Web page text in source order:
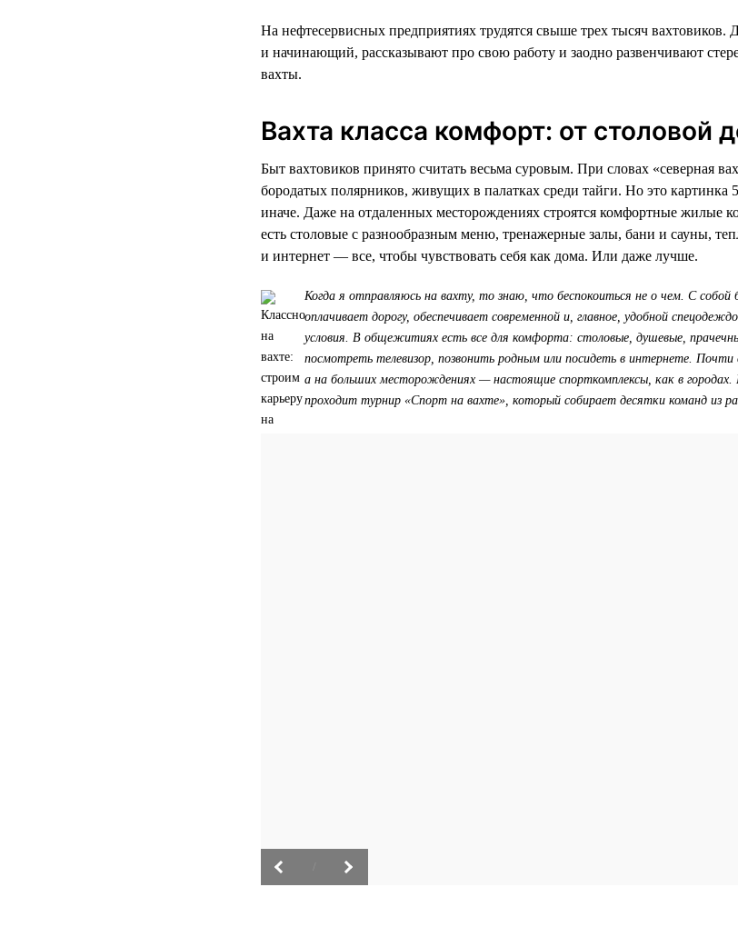
На нефтесервисных предприятиях трудятся свыше трех тысяч вахтовиков.
и начинающий, рассказывают про свою работу и заодно развенчивают
вахты.
Вахта класса комфорт: от столовой
Быт вахтовиков принято считать весьма суровым. При словах «северная
бородатых полярников, живущих в палатках среди тайги. Но это картинка
иначе. Даже на отдаленных месторождениях строятся комфортные жилые
есть столовые с разнообразным меню, тренажерные залы, бани и сауны,
и интернет — все, чтобы чувствовать себя как дома. Или даже лучше.
Когда я отправляюсь на вахту, то знаю, что беспокоиться не о чем. С собой
оплачивает дорогу, обеспечивает современной и, главное, удобной
условия. В общежитиях есть все для комфорта: столовые, душевые,
посмотреть телевизор, позвонить родным или посидеть в интернете. Почти
а на больших месторождениях — настоящие спорткомплексы, как в
проходит турнир «Спорт на вахте», который собирает десятки команд из